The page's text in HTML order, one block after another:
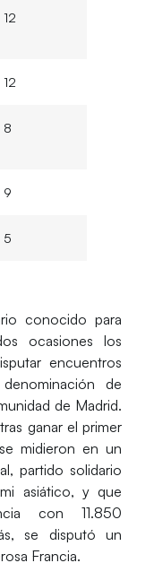
12
12
8
9
5
conocido para
ocasiones los
encuentros
de
de Madrid.
ganar el primer
midieron en un
partido solidario
asiático, y que
con 11.850
se disputó un
Francia.